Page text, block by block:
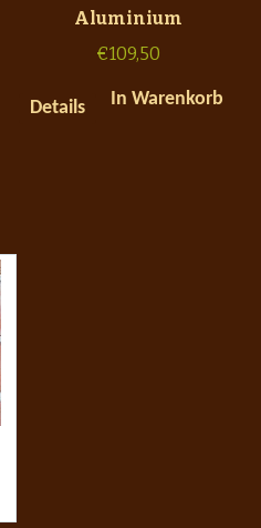
Aluminium
€109,50
Details In Warenkorb